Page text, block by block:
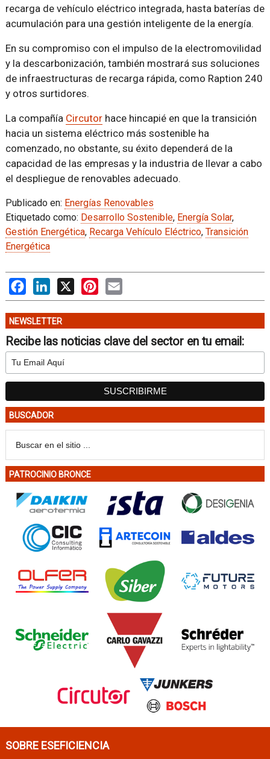
recarga de vehículo eléctrico integrada, hasta baterías de
acumulación para una gestión inteligente de la energía.
En su compromiso con el impulso de la electromovilidad
y la descarbonización, también mostrará sus soluciones
de infraestructuras de recarga rápida, como Raption 240
y otros surtidores.
La compañía Circutorhace hincapié en que la transición
hacia un sistema eléctrico más sostenible ha
comenzado, no obstante, su éxito dependerá de la
capacidad de las empresas y la industria de llevar a cabo
el despliegue de renovables adecuado.
Publicado en: Energías Renovables
Etiquetado como: Desarrollo Sostenible, Energía Solar,
Gestión Energética, Recarga Vehículo Eléctrico, Transición
Energética
FacebookLinkedIn
X PinterestEmail
NEWSLETTER
Recibe las noticias clave del sector en tu email:
BUSCADOR
PATROCINIO BRONCE
SOBRE ESEFICIENCIA